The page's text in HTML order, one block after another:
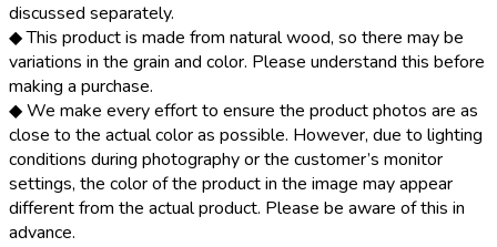
discussed separately.
◆ This product is made from natural wood, so there may be
variations in the grain and color. Please understand this before
making a purchase.
◆ We make every effort to ensure the product photos are as
close to the actual color as possible. However, due to lighting
conditions during photography or the customer’s monitor
settings, the color of the product in the image may appear
different from the actual product. Please be aware of this in
advance.